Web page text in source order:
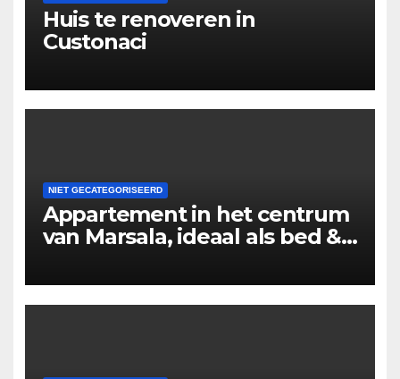
Huis te renoveren in
Custonaci
NIET GECATEGORISEERD
Appartement in het centrum
van Marsala, ideaal als bed &